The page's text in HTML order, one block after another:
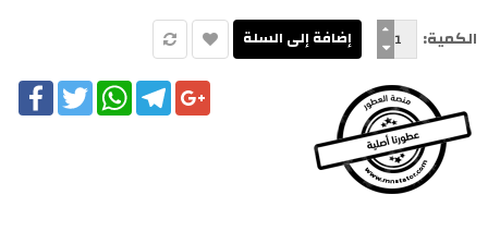
الكمية:
Twitter
WhatsAppTelegramGoogle+